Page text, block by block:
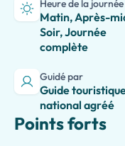
Heure de la journée
Matin, Après-
Soir, Journée
complète
Guidé par
Guide
national agréé
Points forts